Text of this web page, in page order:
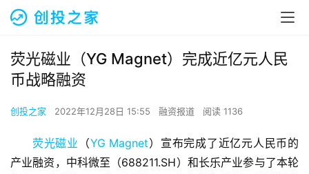
荧光磁业（YG Magnet）完成近亿元人民
币战略融资
创投之家 2022年12月28日 15:55 融资报道 阅读 1136
荧光磁业 （YG Magnet）宣布完成了近亿元人民币的
产业融资，中科微至（688211.SH）和长乐产业参与了本轮